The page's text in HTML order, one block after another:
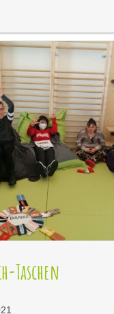
Taschentuch-Taschen
Taschen